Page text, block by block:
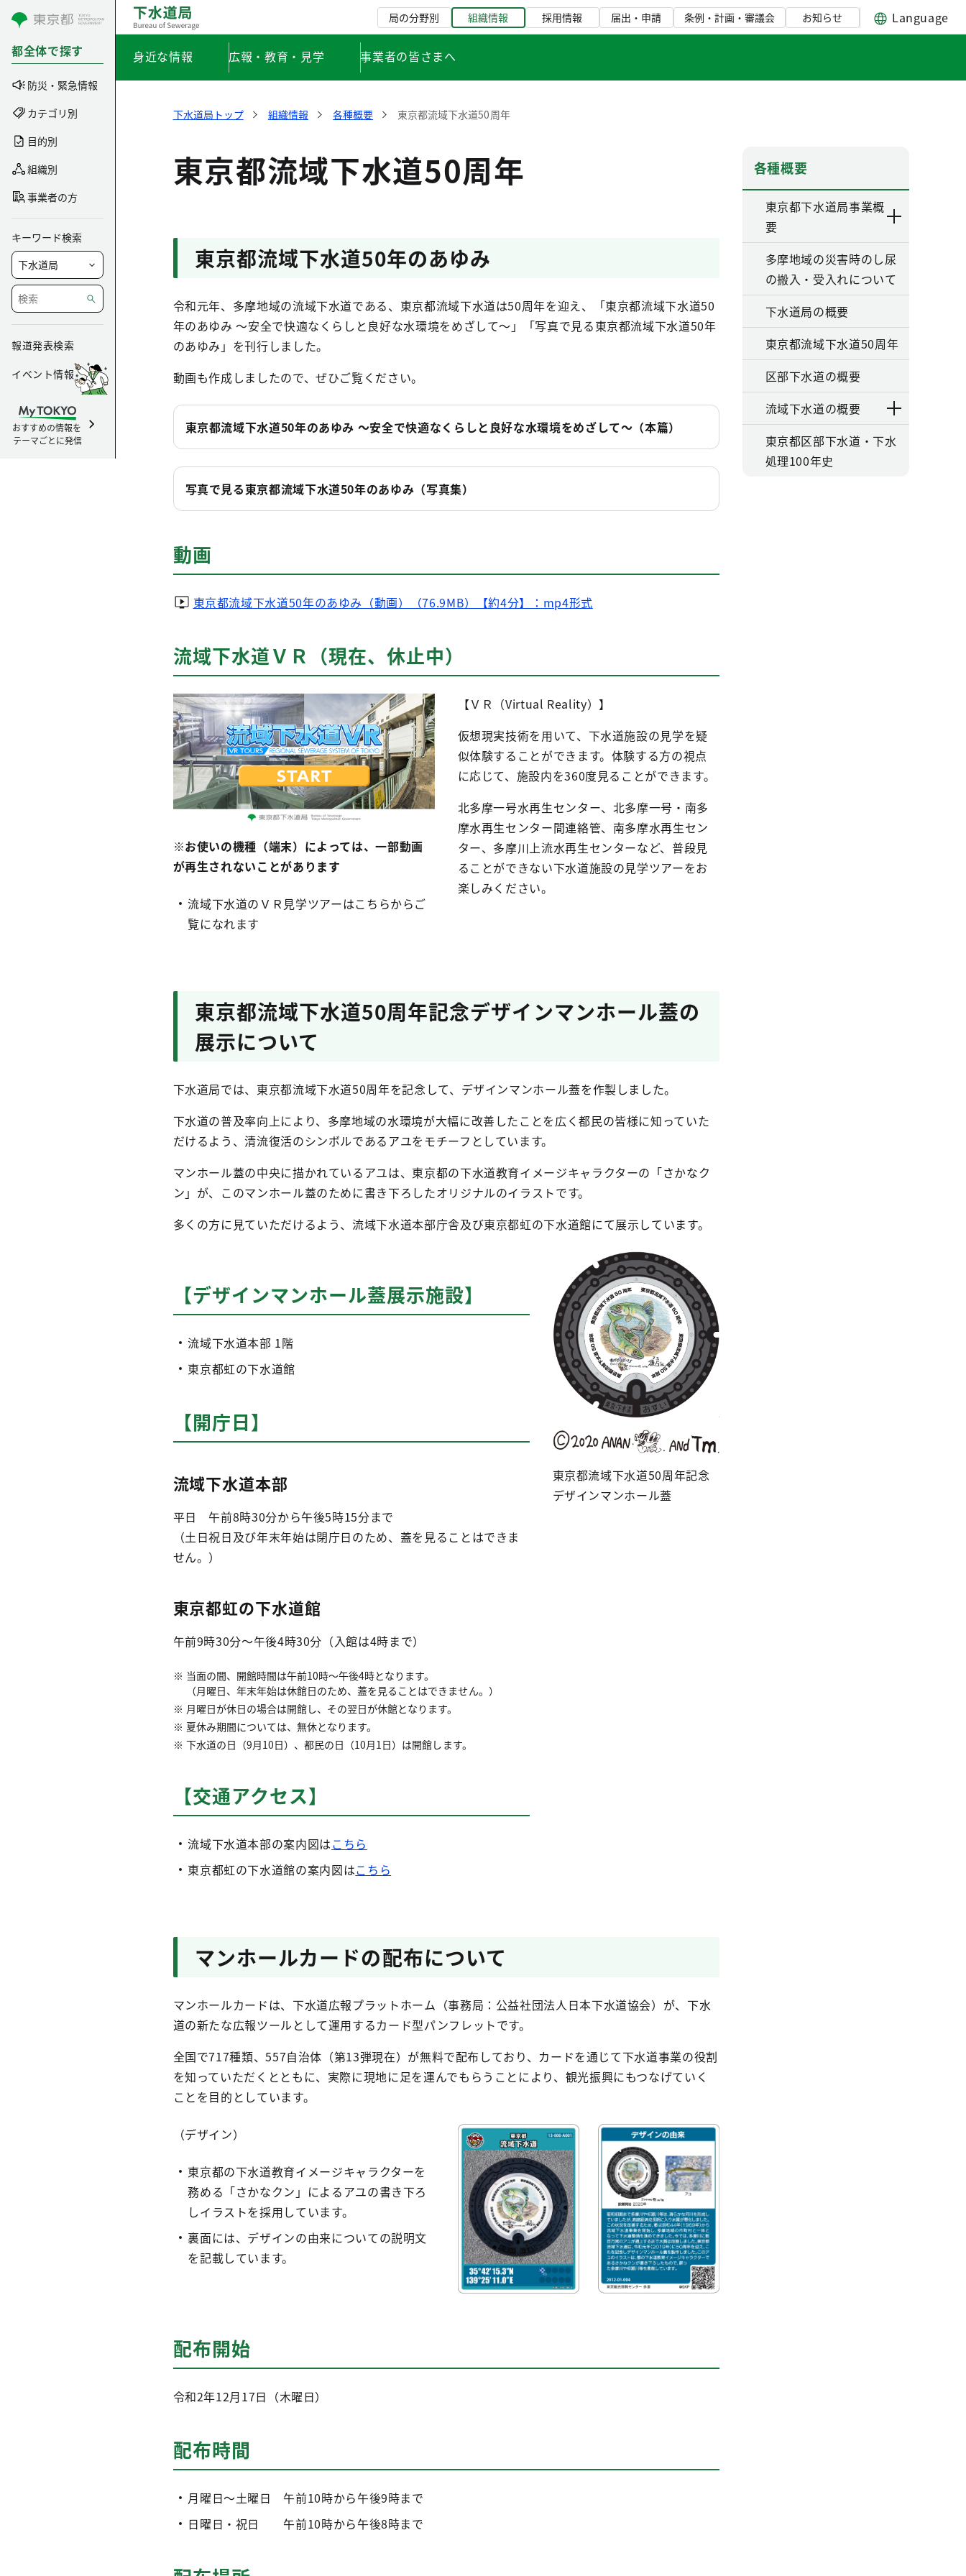
コンテンツにスキップ
都全体で探す
防災・緊急情報
カテゴリ別
目的別
組織別
事業者の方
キーワード検索
報道発表検索
イベント情報
おすすめの情報を
テーマごとに発信
局の分野別 組織情報 採用情報 届出・申請 条例・計画・審議会 お知らせ Language
身近な情報 広報・教育・見学 事業者の皆さまへ
下水道局トップ 組織情報 各種概要 東京都流域下水道50周年
東京都流域下水道50周年
東京都流域下水道50年のあゆみ
令和元年、多摩地域の流域下水道である、東京都流域下水道は50周年を迎え、「東京都流域下水道50
年のあゆみ ～安全で快適なくらしと良好な水環境をめざして～」「写真で見る東京都流域下水道50年
のあゆみ」を刊行しました。
動画も作成しましたので、ぜひご覧ください。
東京都流域下水道50年のあゆみ ～安全で快適なくらしと良好な水環境をめざして～（本篇）
写真で見る東京都流域下水道50年のあゆみ（写真集）
動画
東京都流域下水道50年のあゆみ（動画）（76.9MB）【約4分】：mp4形式
流域下水道ＶＲ（現在、休止中）
※お使いの機種（端末）によっては、一部動画
が再生されないことがあります
流域下水道のＶＲ見学ツアーはこちらからご
覧になれます
【ＶＲ（Virtual Reality）】
仮想現実技術を用いて、下水道施設の見学を疑
似体験することができます。体験する方の視点
に応じて、施設内を360度見ることができます。
北多摩一号水再生センター、北多摩一号・南多
摩水再生センター間連絡管、南多摩水再生セン
ター、多摩川上流水再生センターなど、普段見
ることができない下水道施設の見学ツアーをお
楽しみください。
東京都流域下水道50周年記念デザインマンホール蓋の
展示について
下水道局では、東京都流域下水道50周年を記念して、デザインマンホール蓋を作製しました。
下水道の普及率向上により、多摩地域の水環境が大幅に改善したことを広く都民の皆様に知っていた
だけるよう、清流復活のシンボルであるアユをモチーフとしています。
マンホール蓋の中央に描かれているアユは、東京都の下水道教育イメージキャラクターの「さかなク
ン」が、このマンホール蓋のために書き下ろしたオリジナルのイラストです。
多くの方に見ていただけるよう、流域下水道本部庁舎及び東京都虹の下水道館にて展示しています。
【デザインマンホール蓋展示施設】
流域下水道本部 1階
東京都虹の下水道館
【開庁日】
流域下水道本部
平日 午前8時30分から午後5時15分まで
（土日祝日及び年末年始は閉庁日のため、蓋を見ることはできま
せん。）
東京都虹の下水道館
午前9時30分～午後4時30分（入館は4時まで）
当面の間、開館時間は午前10時～午後4時となります。
（月曜日、年末年始は休館日のため、蓋を見ることはできません。）
月曜日が休日の場合は開館し、その翌日が休館となります。
夏休み期間については、無休となります。
下水道の日（9月10日）、都民の日（10月1日）は開館します。
【交通アクセス】
流域下水道本部の案内図はこちら
東京都虹の下水道館の案内図はこちら
東京都流域下水道50周年記念
デザインマンホール蓋
マンホールカードの配布について
マンホールカードは、下水道広報プラットホーム（事務局：公益社団法人日本下水道協会）が、下水
道の新たな広報ツールとして運用するカード型パンフレットです。
全国で717種類、557自治体（第13弾現在）が無料で配布しており、カードを通じて下水道事業の役割
を知っていただくとともに、実際に現地に足を運んでもらうことにより、観光振興にもつなげていく
ことを目的としています。
（デザイン）
東京都の下水道教育イメージキャラクターを
務める「さかなクン」によるアユの書き下ろ
しイラストを採用しています。
裏面には、デザインの由来についての説明文
を記載しています。
配布開始
令和2年12月17日（木曜日）
配布時間
月曜日～土曜日 午前10時から午後9時まで
日曜日・祝日 午前10時から午後8時まで
各種概要
東京都下水道局事業概
要
多摩地域の災害時のし尿
の搬入・受入れについて
下水道局の概要
東京都流域下水道50周年
区部下水道の概要
流域下水道の概要
東京都区部下水道・下水
処理100年史